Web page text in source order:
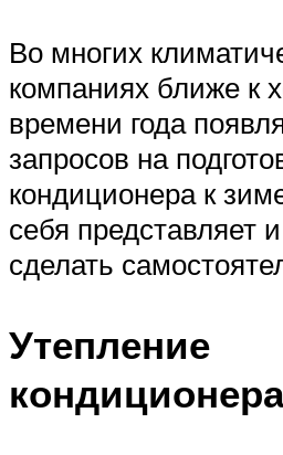
Во многих
компаниях ближе к
времени года
запросов на
кондиционера к
себя представляет
сделать
Утепление